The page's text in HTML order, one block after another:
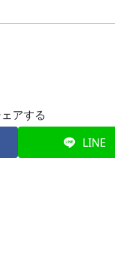
アする
LINE